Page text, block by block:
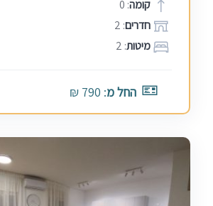
קומה: 0
חדרים: 2
מיטות: 2
החל מ: 790 ₪